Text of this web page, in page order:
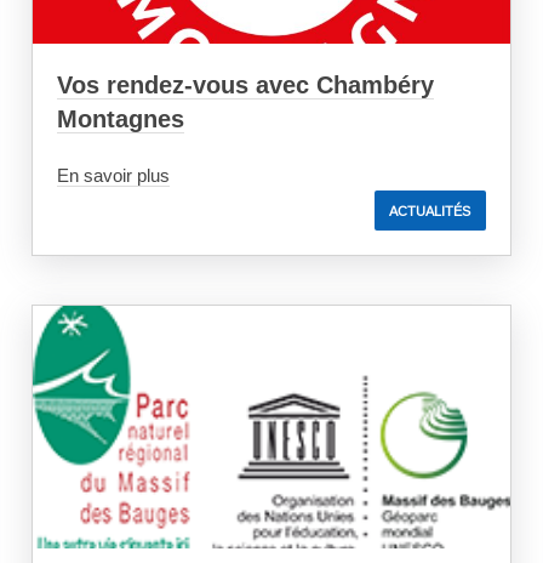
Vos rendez-vous avec Chambéry
Montagnes
En savoir plus
ACTUALITÉS